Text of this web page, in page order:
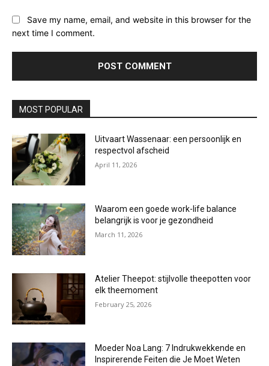
Save my name, email, and website in this browser for the
next time I comment.
MOST POPULAR
Uitvaart Wassenaar: een persoonlijk en
respectvol afscheid
April 11, 2026
Waarom een goede work-life balance
belangrijk is voor je gezondheid
March 11, 2026
Atelier Theepot: stijlvolle theepotten voor
elk theemoment
February 25, 2026
Moeder Noa Lang: 7 Indrukwekkende en
Inspirerende Feiten die Je Moet Weten